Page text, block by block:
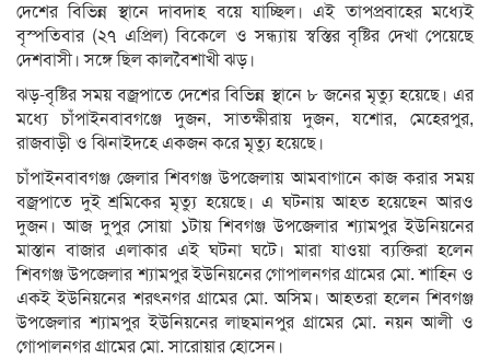
দেশের বিভিন্ন স্থানে দাবদাহ বয়ে যাচ্ছিল। এই তাপপ্রবাহের মধ্যেই
বৃস্পতিবার (২৭ এপ্রিল) বিকেলে ও সন্ধ্যায় স্বস্তির বৃষ্টির দেখা পেয়েছে
দেশবাসী। সঙ্গে ছিল কালবৈশাখী ঝড়।
ঝড়-বৃষ্টির সময় বজ্রপাতে দেশের বিভিন্ন স্থানে ৮ জনের মৃত্যু হয়েছে। এর
মধ্যে চাঁপাইনবাবগঞ্জে দুজন, সাতক্ষীরায় দুজন, যশোর, মেহেরপুর,
রাজবাড়ী ও ঝিনাইদহে একজন করে মৃত্যু হয়েছে।
চাঁপাইনবাবগঞ্জ জেলার শিবগঞ্জ উপজেলায় আমবাগানে কাজ করার সময়
বজ্রপাতে দুই শ্রমিকের মৃত্যু হয়েছে। এ ঘটনায় আহত হয়েছেন আরও
দুজন। আজ দুপুর সোয়া ১টায় শিবগঞ্জ উপজেলার শ্যামপুর ইউনিয়নের
মাস্তান বাজার এলাকার এই ঘটনা ঘটে। মারা যাওয়া ব্যক্তিরা হলেন
শিবগঞ্জ উপজেলার শ্যামপুর ইউনিয়নের গোপালনগর গ্রামের মো. শাহিন ও
একই ইউনিয়নের শরৎনগর গ্রামের মো. অসিম। আহতরা হলেন শিবগঞ্জ
উপজেলার শ্যামপুর ইউনিয়নের লাছমানপুর গ্রামের মো. নয়ন আলী ও
গোপালনগর গ্রামের মো. সারোয়ার হোসেন।